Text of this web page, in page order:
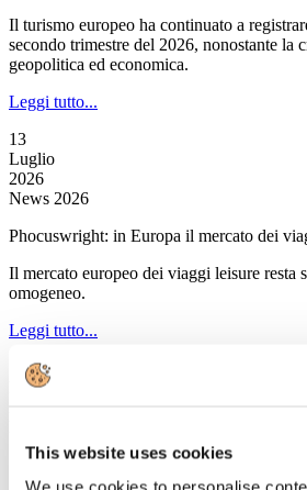
This website uses cookies
Il turismo europeo ha continuato a
secondo trimestre del 2026, nonostante la
geopolitica ed economica.
Leggi tutto...
13
Luglio
2026
News 2026
Phocuswright: in Europa il mercato dei
Il mercato europeo dei viaggi leisure resta
omogeneo.
Leggi tutto...
13
Luglio
Skyscanner: gli italiani prediligono luoghi